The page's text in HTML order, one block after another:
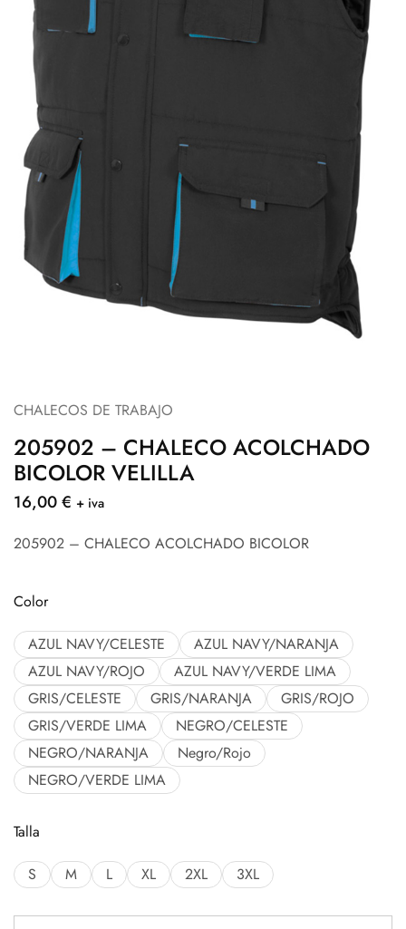
CHALECOS DE TRABAJO
205902 – CHALECO ACOLCHADO
BICOLOR VELILLA
16,00€ + iva
205902 – CHALECO ACOLCHADO BICOLOR
Color
AZUL NAVY/CELESTE
AZUL NAVY/NARANJA
AZUL NAVY/ROJO
AZUL NAVY/VERDE LIMA
GRIS/CELESTE
GRIS/NARANJA
GRIS/ROJO
GRIS/VERDE LIMA
NEGRO/CELESTE
NEGRO/NARANJA
Negro/Rojo
NEGRO/VERDE LIMA
Talla
S M L XL 2XL 3XL